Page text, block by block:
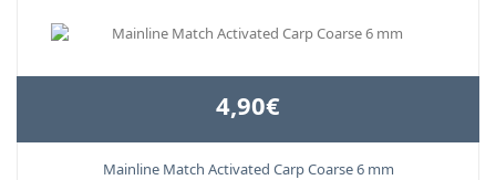
4,90€
Mainline Match Activated Carp Coarse 6 mm